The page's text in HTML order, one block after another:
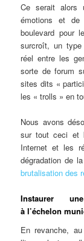
Ce serait alors
émotions et
boulevard pour
surcroît, un
réel entre les
sorte de forum
sites dits «
les « trolls » en
Nous avons
sur tout ceci et
Internet et les
dégradation de
brutalisation des
Instaurer
à l’échelon
En revanche,